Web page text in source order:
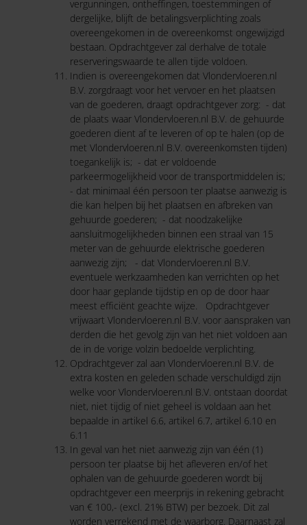
vergunningen, ontheffingen, toestemmingen of
dergelijke, blijft de betalingsverplichting zoals
overeengekomen in de overeenkomst ongewijzigd
bestaan. Opdrachtgever zal derhalve de totale
reserveringswaarde te allen tijde voldoen.
Indien is overeengekomen dat Vlondervloeren.nl
B.V. zorgdraagt voor het vervoer en het plaatsen
van de goederen, draagt opdrachtgever zorg: - dat
de plaats waar Vlondervloeren.nl B.V. de gehuurde
goederen dient af te leveren of op te halen (op de
met Vlondervloeren.nl B.V. overeenkomsten tijden)
toegankelijk is; - dat er voldoende
parkeermogelijkheid voor de transportmiddelen is;
- dat minimaal één persoon ter plaatse aanwezig is
die kan helpen bij het plaatsen en afbreken van
gehuurde goederen; - dat noodzakelijke
aansluitmogelijkheden binnen een straal van 15
meter van de gehuurde elektrische goederen
aanwezig zijn; - dat Vlondervloeren.nl B.V.
eventuele werkzaamheden kan verrichten op het
door haar geplande tijdstip en op de door haar
meest efficiënt geachte wijze. Opdrachtgever
vrijwaart Vlondervloeren.nl B.V. voor aanspraken van
derden die het gevolg zijn van het niet voldoen aan
de in de vorige volzin bedoelde verplichting.
Opdrachtgever zal aan Vlondervloeren.nl B.V. de
extra kosten en geleden schade verschuldigd zijn
welke voor Vlondervloeren.nl B.V. ontstaan doordat
niet, niet tijdig of niet geheel is voldaan aan het
bepaalde in artikel 6.6, artikel 6.7, artikel 6.10 en
6.11
In geval van het niet aanwezig zijn van één (1)
persoon ter plaatse bij het afleveren en/of het
ophalen van de gehuurde goederen wordt bij
opdrachtgever een meerprijs in rekening gebracht
van € 100,- (excl. 21% BTW) per bezoek. Dit zal
worden verrekend met de waarborg. Daarnaast zal